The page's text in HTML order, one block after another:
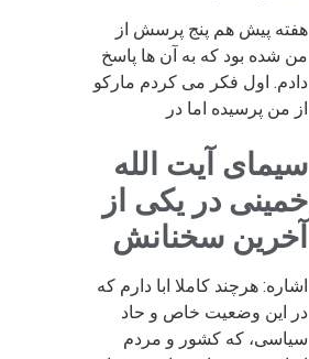
هفته پیش هم پنج پرسش از
من شده بود که به آن ها پاسخ
دادم. اول فکر می کردم مارکو
از من پرسیده اما در
سیمای آیت الله
خمینی در یکی از
آخرین سخنانش
اشاره: هرچند کاملا ابا دارم که
در این وضعیت خاص و حاد
سیاسی، که کشور و مردم